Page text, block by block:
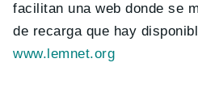
facilitan una web donde se
de recarga que hay
www.lemnet.org